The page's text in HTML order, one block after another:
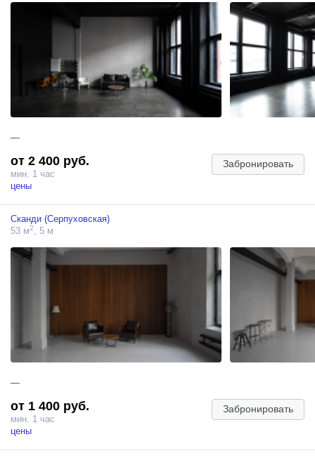
—
от 2 400 руб.
мин. 1 час
цены
Забронировать
Сканди (Серпуховская)
53 м2 , 5 м
—
от 1 400 руб.
мин. 1 час
цены
Забронировать